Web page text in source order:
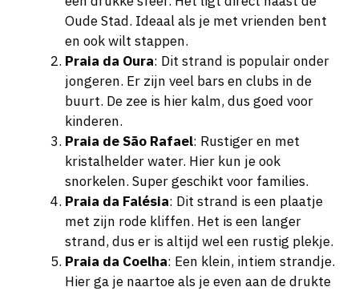
Oude Stad. Ideaal als je met vrienden bent
en ook wilt stappen.
Praia da Oura: Dit strand is populair onder
jongeren. Er zijn veel bars en clubs in de
buurt. De zee is hier kalm, dus goed voor
kinderen.
Praia de São Rafael: Rustiger en met
kristalhelder water. Hier kun je ook
snorkelen. Super geschikt voor families.
Praia da Falésia: Dit strand is een plaatje
met zijn rode kliffen. Het is een langer
strand, dus er is altijd wel een rustig plekje.
Praia da Coelha: Een klein, intiem strandje.
Hier ga je naartoe als je even aan de drukte